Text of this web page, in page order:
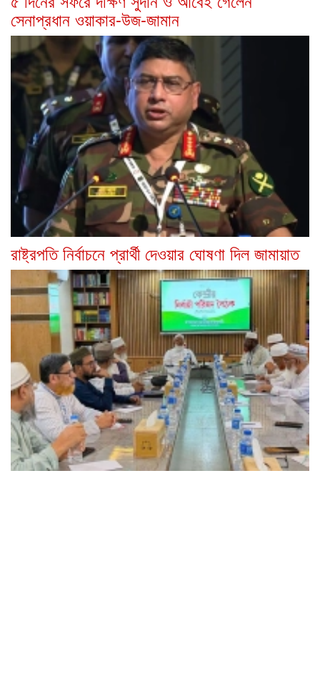
সেনাপ্রধান ওয়াকার-উজ-জামান
রাষ্ট্রপতি নির্বাচনে প্রার্থী দেওয়ার ঘোষণা দিল জামায়াত